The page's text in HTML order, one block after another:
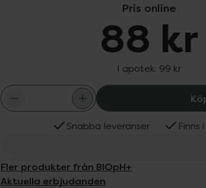
Pris online
88 kr
I apotek: 99 kr
Snabba leveranser Finns
Fler produkter från BIOpH+
Aktuella erbjudanden